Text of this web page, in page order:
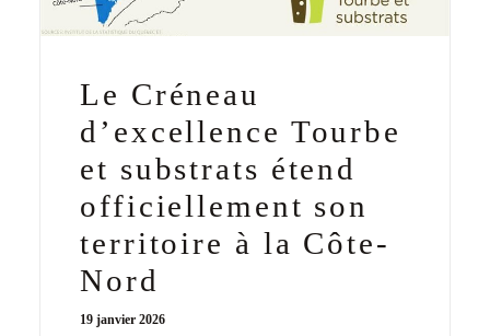
Le Créneau
d’excellence Tourbe
et substrats étend
officiellement son
territoire à la Côte-
Nord
19 janvier 2026